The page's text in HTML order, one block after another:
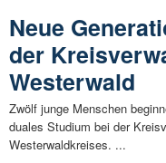
Neue
der
Westerwald
Zwölf junge Menschen
duales Studium bei der
Westerwaldkreises. ...